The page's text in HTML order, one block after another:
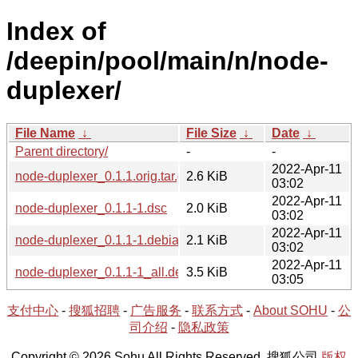
Index of
/deepin/pool/main/n/node-
duplexer/
File Name ↓ File Size ↓ Date ↓
Parent directory/
-
-
node-duplexer_0.1.1.orig.tar.gz2.6 KiB
2022-Apr-11
03:02
node-duplexer_0.1.1-1.dsc
2.0 KiB
2022-Apr-11
03:02
node-duplexer_0.1.1-1.debian.tar.xz
2.1 KiB
2022-Apr-11
03:02
node-duplexer_0.1.1-1_all.deb3.5 KiB
2022-Apr-11
03:05
支付中心 - 搜狐招聘 - 广告服务 - 联系方式 - About SOHU - 公
司介绍 - 隐私政策